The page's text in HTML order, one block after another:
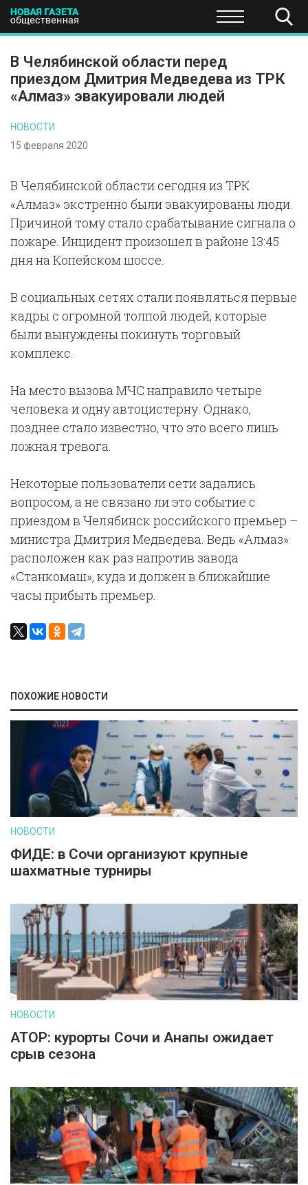
ПОЛИТИКА ЭКОНОМИКА НАУКА И
В Челябинской области перед
приездом Дмитрия Медведева из ТРК
«Алмаз» эвакуировали людей
НОВОСТИ
15 февраля 2020
В Челябинской области сегодня из ТРК
«Алмаз» экстренно были эвакуированы люди.
Причиной тому стало срабатывание сигнала о
пожаре. Инцидент произошел в районе 13:45
дня на Копейском шоссе.
В социальных сетях стали появляться первые
кадры с огромной толпой людей, которые
были вынуждены покинуть торговый
комплекс.
На место вызова МЧС направило четыре
человека и одну автоцистерну. Однако,
позднее стало известно, что это всего лишь
ложная тревога.
Некоторые пользователи сети задались
вопросом, а не связано ли это событие с
приездом в Челябинск российского премьер –
министра Дмитрия Медведева. Ведь «Алмаз»
расположен как раз напротив завода
«Станкомаш», куда и должен в ближайшие
часы прибыть премьер.
ПОХОЖИЕ НОВОСТИ
НОВОСТИ
ФИДЕ: в Сочи организуют крупные
шахматные турниры
НОВОСТИ
АТОР: курорты Сочи и Анапы ожидает
срыв сезона